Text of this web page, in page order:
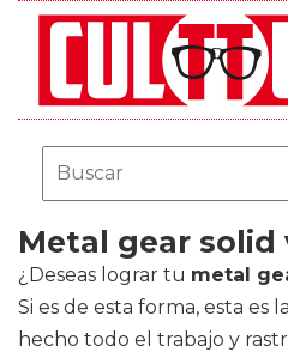
Metal gear solid
¿Deseas lograr tu metal
Si es de esta forma, esta es
hecho todo el trabajo y